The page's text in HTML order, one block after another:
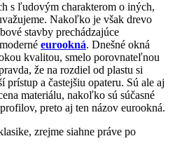
s ľudovým charakterom o iných,
Nakoľko je však drevo
stavby prechádzajúce
eurookná. Dnešné okná
kvalitou, smelo porovnateľnou
že na rozdiel od plastu si
a častejšiu opateru. Sú ale aj
materiálu, nakoľko sú súčasné
preto aj ten názov eurookná.
zrejme siahne práve po